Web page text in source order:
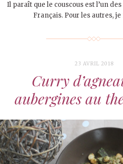
Il paraît que le couscous est l’un
Français. Pour les autres, je
23 AVRIL 2018
Curry
aubergines au